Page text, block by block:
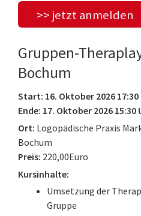
>> jetzt anmelden
Gruppen-
Bochum
Start: 16. Oktober 2026 17:30
Ende: 17. Oktober 2026 15:30
Ort: Logopädische Praxis
Bochum
Preis: 220,00Euro
Kursinhalte:
Umsetzung der
Gruppe